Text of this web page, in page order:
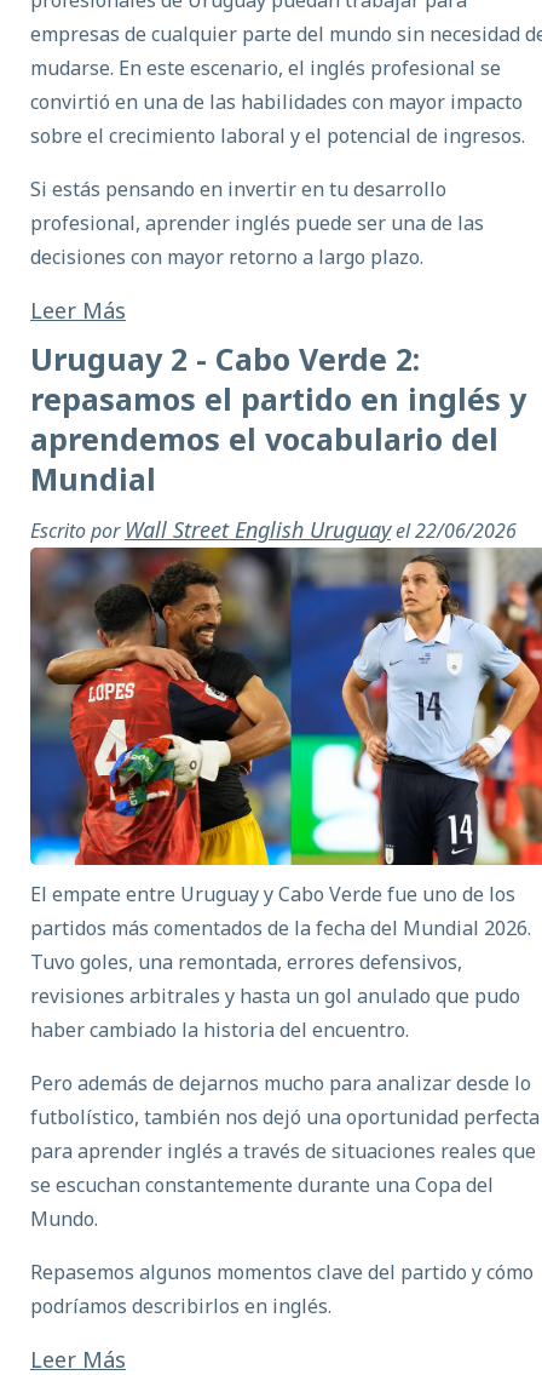
empresas de cualquier parte del mundo sin necesidad
mudarse. En este escenario, el inglés profesional se
convirtió en una de las habilidades con mayor impacto
sobre el crecimiento laboral y el potencial de ingresos.
Si estás pensando en invertir en tu desarrollo
profesional, aprender inglés puede ser una de las
decisiones con mayor retorno a largo plazo.
Leer Más
Uruguay 2 - Cabo Verde 2:
repasamos el partido en inglés y
aprendemos el vocabulario del
Mundial
Escrito por Wall Street English Uruguayel 22/06/2026
El empate entre Uruguay y Cabo Verde fue uno de los
partidos más comentados de la fecha del Mundial 2026.
Tuvo goles, una remontada, errores defensivos,
revisiones arbitrales y hasta un gol anulado que pudo
haber cambiado la historia del encuentro.
Pero además de dejarnos mucho para analizar desde lo
futbolístico, también nos dejó una oportunidad perfecta
para aprender inglés a través de situaciones reales que
se escuchan constantemente durante una Copa del
Mundo.
Repasemos algunos momentos clave del partido y cómo
podríamos describirlos en inglés.
Leer Más